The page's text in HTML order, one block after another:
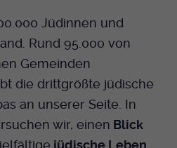
Jüdinnen und
Rund 95.000 von
Gemeinden
die drittgrößte jüdische
an unserer Seite. In
wir, einen Blick
eingelogged ist und die Seite
darf.
kurzfristiger